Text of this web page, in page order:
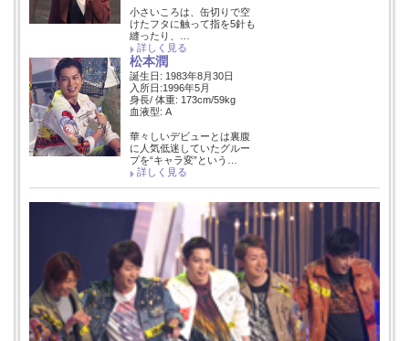
小さいころは、缶切りで空
けたフタに触って指を5針も
縫ったり、…
詳しく見る
松本潤
誕生日: 1983年8月30日
入所日:1996年5月
身長/ 体重: 173cm/59kg
血液型: A
華々しいデビューとは裏腹
に人気低迷していたグルー
プを“キャラ変”という…
詳しく見る